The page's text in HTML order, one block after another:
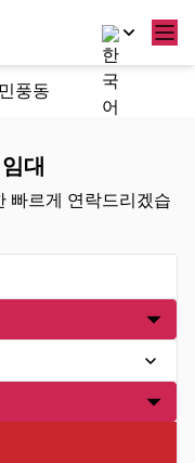
민풍동
대
빠르게 연락드리겠습